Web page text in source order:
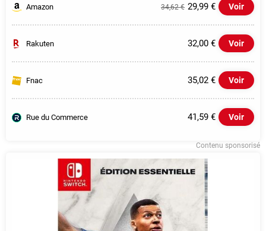
Amazon 34,62 € 29,99 € Voir
Rakuten 32,00 € Voir
Fnac 35,02 € Voir
Rue du Commerce 41,59 € Voir
Contenu sponsorisé